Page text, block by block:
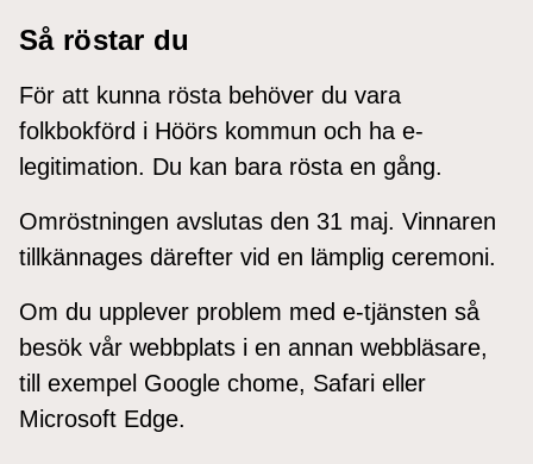
Så röstar du
För att kunna rösta behöver du vara
folkbokförd i Höörs kommun och ha e-
legitimation. Du kan bara rösta en gång.
Omröstningen avslutas den 31 maj. Vinnaren
tillkännages därefter vid en lämplig ceremoni.
Om du upplever problem med e-tjänsten så
besök vår webbplats i en annan webbläsare,
till exempel Google chome, Safari eller
Microsoft Edge.